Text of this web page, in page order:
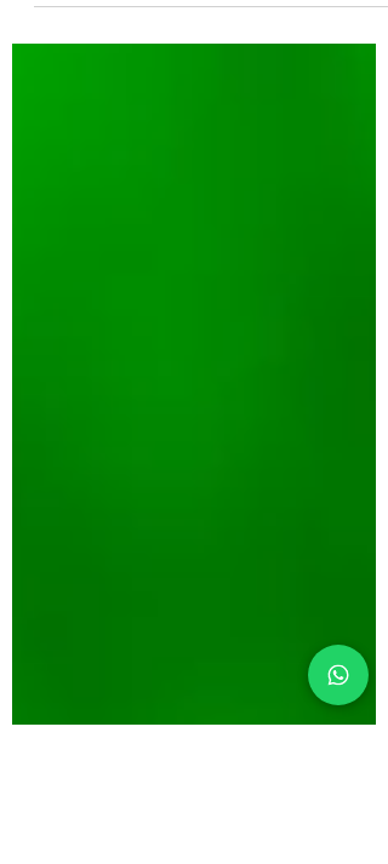
forma indevida você pode ter direitos para
receber?